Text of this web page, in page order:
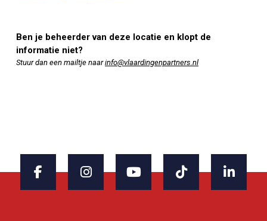
Ben je beheerder van deze locatie en klopt de
informatie niet?
Stuur dan een mailtje naarinfo@vlaardingenpartners.nl